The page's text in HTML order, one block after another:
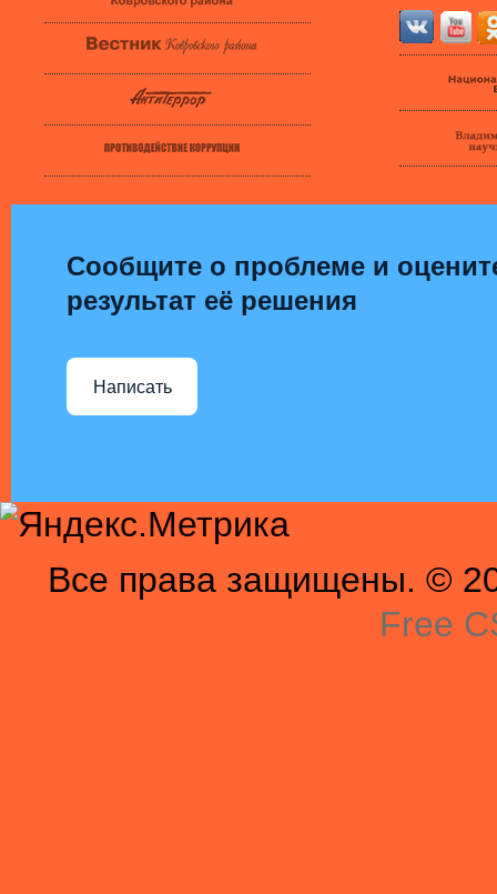
Сообщите о проблеме и
результат её решения
Написать
Все права защищены. ©
Free